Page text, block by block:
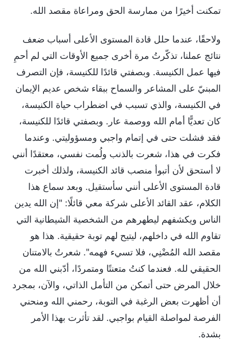
تمكنت أخيرًا من ممارسة الحق ومراعاة مقصد الله.
ولاحقًا، عندما حلل قادة المستوى الأعلى أسباب ضعف
نتائج عملنا، تذكّرتُ مرة أخرى جميع الأوقات التي لم أحمِ
فيها عمل الكنيسة. وبصفتي قائدًا للكنيسة، فإن التصرف
المبنيّ على المشاعر والسماح ببقاء شخص عديم الإيمان
في الكنيسة، والذي تسبب في اضطراب حياة الكنيسة،
كان تعديًّا أمام الله ووصمة عار. وبصفتي قائدًا للكنيسة،
فقد فشلت حتى في إتمام واجبي ومسؤوليتي. وعندما
فكرت في هذا، شعرت بالذنب ولُمت نفسي، معتقدًا أنني
لا أستحق لأن أتبوأ منصب قائد الكنيسة، ولذلك أخبرت
قادة المستوى الأعلى أنني سأستقيل. وبعد سماع هذا
الكلام، عقد القائد الأعلى شركة معي قائلًا: "إن الله يدين
الناس ويكشفهم ليطهرهم من الشخصية الشيطانية التي
تقاوم الله في داخلهم، ليتيح لهم توبة حقيقية. هذا هو
مقصد الله المُضْنِي، فلا تسيء فهمه". شعرتُ بالامتنان
الحقيقي لله. فعندما كنتُ متعنتًا ومتمردًا، أدّبني الله من
خلال المرض حتى أتمكن من التأمل الذاتي، والآن، بمجرد
أن أظهرت بعض الرغبة في التوبة، رحمني الله ومنحني
الفرصة لمواصلة القيام بواجبي. لقد تأثرت بهذا الأمر
بشدة.